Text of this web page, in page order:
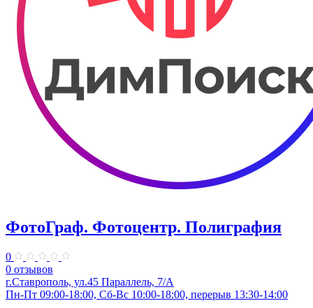
ФотоГраф. Фотоцентр. Полиграфия
0
0 отзывов
г.Ставрополь, ул.45 Параллель, 7/А
Пн-Пт 09:00-18:00, Сб-Вс 10:00-18:00, перерыв 13:30-14:00